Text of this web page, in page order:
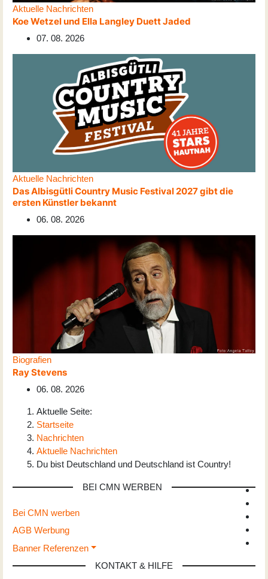
Aktuelle Nachrichten
Koe Wetzel und Ella Langley Duett Jaded
07. 08. 2026
Aktuelle Nachrichten
Das Albisgütli Country Music Festival 2027 gibt die
ersten Künstler bekannt
06. 08. 2026
Biografien
Ray Stevens
06. 08. 2026
Aktuelle Seite:
Startseite
Nachrichten
Aktuelle Nachrichten
Du bist Deutschland und Deutschland ist Country!
BEI CMN WERBEN
Bei CMN werben
AGB Werbung
Banner Referenzen
KONTAKT & HILFE